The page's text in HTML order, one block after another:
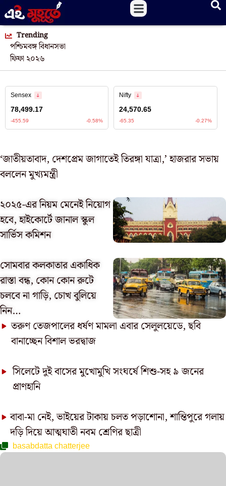
Trending
পশ্চিমবঙ্গ বিধানসভা
ফিফা ২০২৬
‘জাতীয়তাবাদ, দেশপ্রেম জাগাতেই তিরঙ্গা যাত্রা,’ হাজরার সভায়
বললেন মুখ্যমন্ত্রী
২০২৫-এর নিয়ম মেনেই নিয়োগ
হবে, হাইকোর্টে জানাল স্কুল
সার্ভিস কমিশন
সোমবার কলকাতার একাধিক
রাস্তা বন্ধ, কোন কোন রুটে
চলবে না গাড়ি, চোখ বুলিয়ে
নিন…
তরুণ তেজপালের ধর্ষণ মামলা এবার সেলুলয়েডে, ছবি
বানাচ্ছেন বিশাল ভরদ্বাজ
সিলেটে দুই বাসের মুখোমুখি সংঘর্ষে শিশু-সহ ৯ জনের
প্রাণহানি
বাবা-মা নেই, ভাইয়ের টাকায় চলত পড়াশোনা, শান্তিপুরে গলায়
দড়ি দিয়ে আত্মঘাতী নবম শ্রেণির ছাত্রী
basabdatta chatterjee